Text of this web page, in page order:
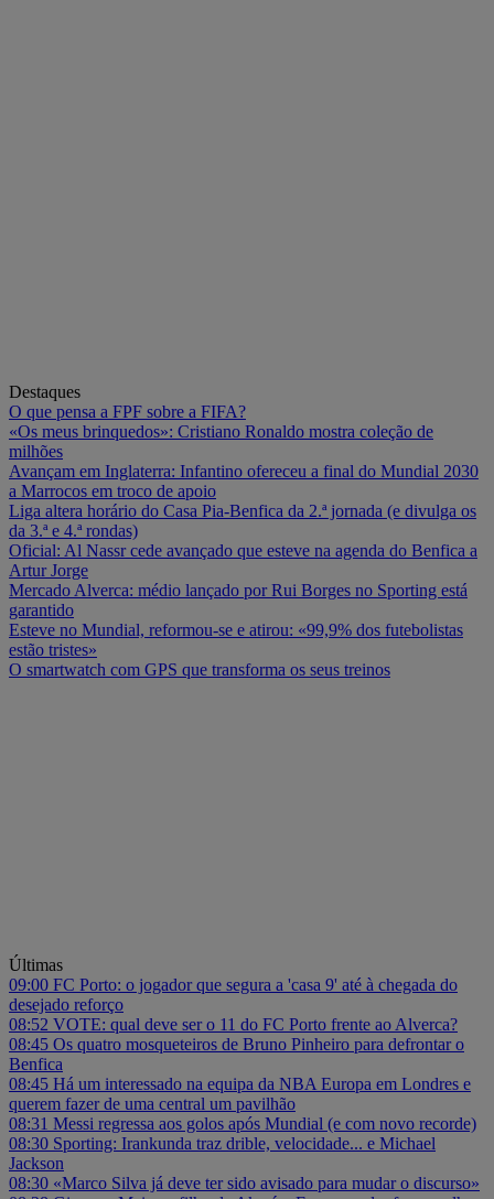
Destaques
O que pensa a FPF sobre a FIFA?
«Os meus brinquedos»: Cristiano Ronaldo mostra coleção de
milhões
Avançam em Inglaterra: Infantino ofereceu a final do Mundial 2030
a Marrocos em troco de apoio
Liga altera horário do Casa Pia-Benfica da 2.ª jornada (e divulga os
da 3.ª e 4.ª rondas)
Oficial: Al Nassr cede avançado que esteve na agenda do Benfica a
Artur Jorge
Mercado Alverca: médio lançado por Rui Borges no Sporting está
garantido
Esteve no Mundial, reformou-se e atirou: «99,9% dos futebolistas
estão tristes»
O smartwatch com GPS que transforma os seus treinos
Últimas
09:00 FC Porto: o jogador que segura a 'casa 9' até à chegada do
desejado reforço
08:52 VOTE: qual deve ser o 11 do FC Porto frente ao Alverca?
08:45 Os quatro mosqueteiros de Bruno Pinheiro para defrontar o
Benfica
08:45 Há um interessado na equipa da NBA Europa em Londres e
querem fazer de uma central um pavilhão
08:31 Messi regressa aos golos após Mundial (e com novo recorde)
08:30 Sporting: Irankunda traz drible, velocidade... e Michael
Jackson
08:30 «Marco Silva já deve ter sido avisado para mudar o discurso»